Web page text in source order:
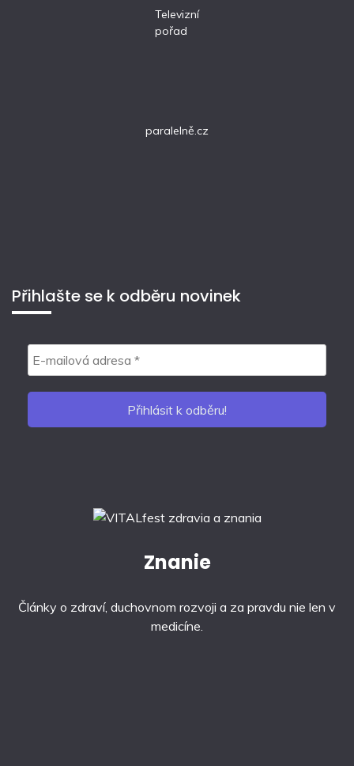
Televizní
pořad
paralelně.cz
Přihlašte se k odběru novinek
Znanie
Články o zdraví, duchovnom rozvoji a za pravdu nie len v
medicíne.